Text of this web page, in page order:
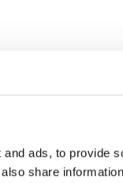
ads, to provide
share